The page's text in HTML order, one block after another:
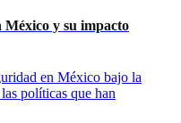
México y su impacto
en México bajo la
políticas que han